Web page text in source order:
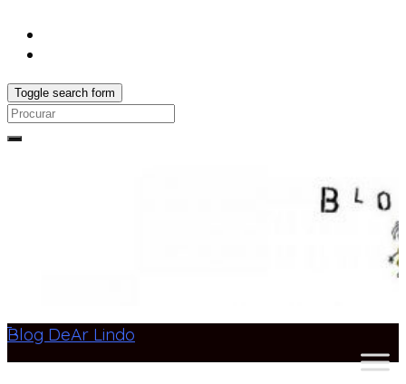
Toggle search form
Search
Blog DeAr Lindo